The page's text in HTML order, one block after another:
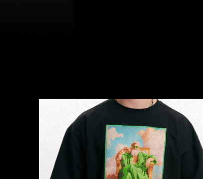
ПОЛНЫЙ
БЕЗ